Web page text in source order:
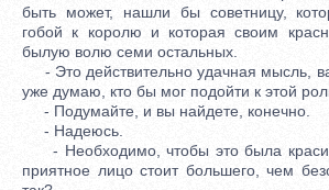
быть может, нашли бы советницу,
гобой к королю и которая своим
былую волю семи остальных.
- Это действительно удачная мысль,
уже думаю, кто бы мог подойти к этой
- Подумайте, и вы найдете, конечно.
- Надеюсь.
- Необходимо, чтобы это была
приятное лицо стоит большего, чем